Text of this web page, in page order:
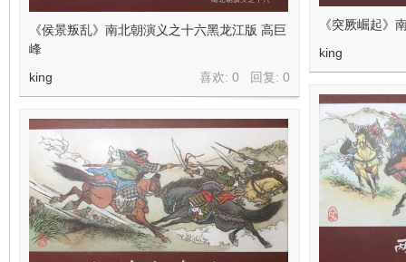
《突厥崛起》
king
《侯景叛乱》南北朝演义之十六黑龙江版 高巨
峰
喜欢: 0 回复: 0
king